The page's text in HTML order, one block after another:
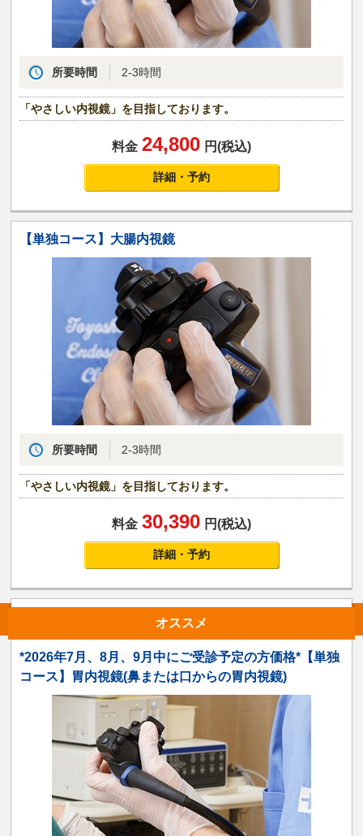
所要時間 2-3時間
「やさしい内視鏡」を目指しております。
料金 24,800 円(税込)
詳細・予約
【単独コース】大腸内視鏡
所要時間 2-3時間
「やさしい内視鏡」を目指しております。
料金 30,390 円(税込)
詳細・予約
オススメ
*2026年7月、8月、9月中にご受診予定の方価格*【単独
コース】胃内視鏡(鼻または口からの胃内視鏡)